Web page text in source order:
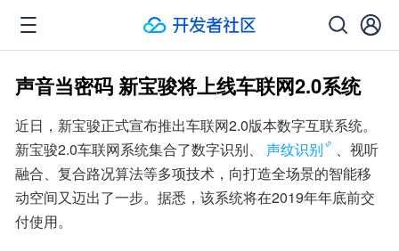
声音当密码 新宝骏将上线车联网2.0系统
近日，新宝骏正式宣布推出车联网2.0版本数字互联系统。
新宝骏2.0车联网系统集合了数字识别、
声纹识别
、视听
融合、复合路况算法等多项技术，向打造全场景的智能移
动空间又迈出了一步。据悉，该系统将在2019年年底前交
付使用。